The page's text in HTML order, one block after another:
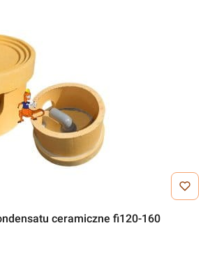
ceramiczne fi120-160